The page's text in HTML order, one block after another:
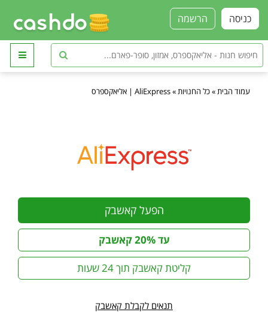
הרשמה כניסה
עמוד הבית »כל החנויות »AliExpress | אליאקספרס
הפעל קאשבק
עד 20% קאשבק
קליטת קאשבק תוך 24 שעות
תנאים לקבלת קאשבק